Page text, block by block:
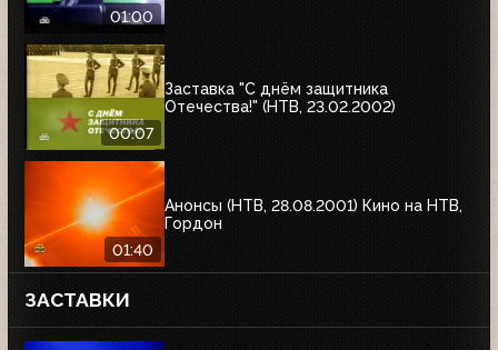
01:00
00:07
Заставка "С днём защитника
Отечества!" (НТВ, 23.02.2002)
01:40
Анонсы (НТВ, 28.08.2001) Кино на НТВ,
Гордон
ЗАСТАВКИ